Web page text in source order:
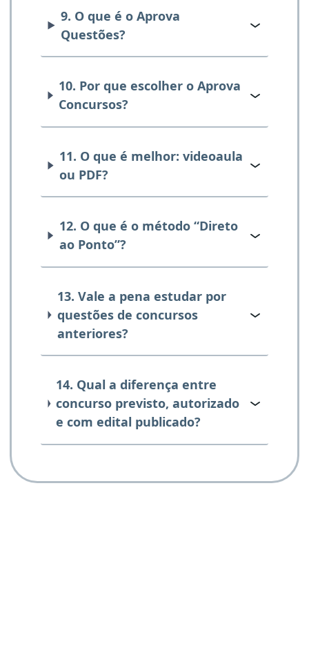
9. O que é o Aprova
Questões?
10. Por que escolher o Aprova
Concursos?
11. O que é melhor: videoaula
ou PDF?
12. O que é o método “Direto
ao Ponto”?
13. Vale a pena estudar por
questões de concursos
anteriores?
14. Qual a diferença entre
concurso previsto, autorizado
e com edital publicado?